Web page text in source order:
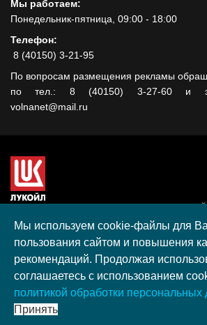
Мы работаем:
Понедельник-пятница, 09:00 - 18:00
Телефон:
8 (40150) 3-21-95
По вопросам размещения рекламы
по тел.: 8 (40150) 3-27-60 и
volnanet@mail.ru
гранта, полученного в рамках XIII
культурных проектов ПАО "ЛУКОЙЛ"
Калининградской области в
Согласие на обработку
Разработка, поддержка и
© 2026 МАУ «Редакция общественно-
Мы используем cookie-файлы для
пользования сайтом и повышения
рекомендаций. Продолжая
соглашаетесь с использованием
политикой обработки персональных
Принять